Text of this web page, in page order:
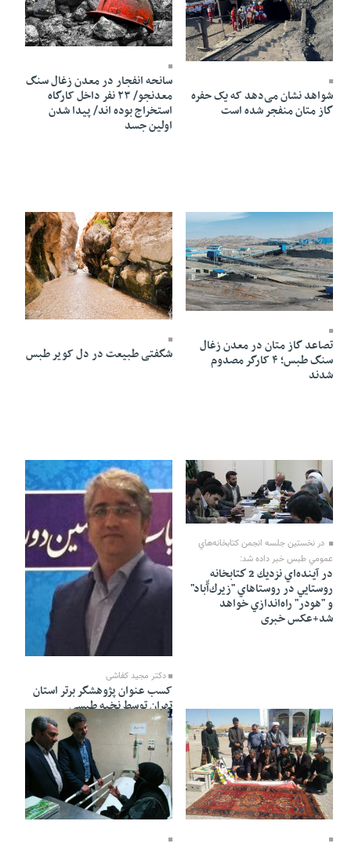
02 Mehr 1403 - 18:23
شواهد نشان می‌دهد که یک حفره
گاز متان منفجر شده است
01 Mehr 1403 - 00:41
سانحه انفجار در معدن زغال سنگ
معدنجو/ ۲۳ نفر داخل کارگاه
استخراج بوده اند/ پیدا شدن
اولین جسد
08 Shahrivar 1403 - 19:33
تصاعد گاز متان در معدن زغال
سنگ طبس؛ ۴ کارگر مصدوم
شدند
06 Shahrivar 1403 - 06:36
شگفتی طبیعت در دل کویر طبس
در نخستين جلسه انجمن كتابخانه‌هاي
عمومي طبس خبر داده شد:
در آينده‌اي نزديك 2 كتابخانه
روستايي در روستاهاي "زيرك‌آّباد"
و "هودر" راه‌اندازي خواهد
شد+عکس خبری
دکتر مجید کفاشی
کسب عنوان پژوهشگر برتر استان
تهران توسط نخبه طبسی
19 Tir 1403 - 10:42
19 Tir 1403 - 10:41